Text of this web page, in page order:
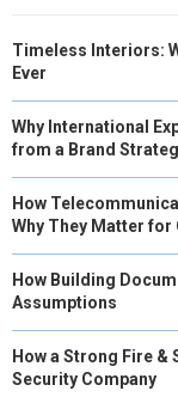
Timeless Interiors:
Ever
Why International
from a Brand
How
Why They Matter
How Building
Assumptions
How a Strong Fire
Security Company